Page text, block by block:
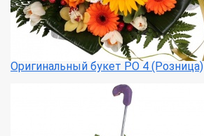
Оригинальный букет РО 4 (Розница)